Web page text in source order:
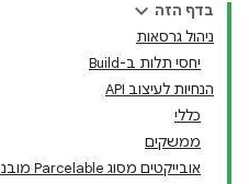
בדף הזה
ניהול גרסאות
יחסי תלות ב-Build
הנחיות לעיצוב API
כללי
ממשקים
אובייקטים מסוג Parcelable מובנה